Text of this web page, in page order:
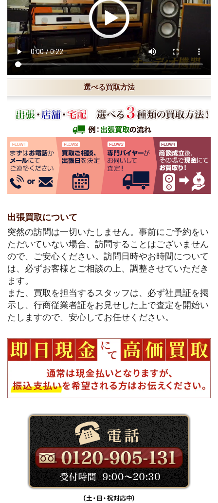
選べる買取方法
出張買取について
突然の訪問は一切いたしません。事前にご予約をい
ただいていない場合、訪問することはございません
ので、ご安心ください。訪問日時やお時間について
は、必ずお客様とご相談の上、調整させていただき
ます。
また、買取を担当するスタッフは、必ず社員証を掲
示し、行商従業者証をお見せした上で査定を開始い
たしますので、安心してお任せください。